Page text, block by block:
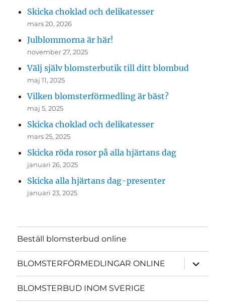
Skicka choklad och delikatesser
mars 20, 2026
Julblommorna är här!
november 27, 2025
Välj själv blomsterbutik till ditt blombud
maj 11, 2025
Vilken blomsterförmedling är bäst?
maj 5, 2025
Skicka choklad och delikatesser
mars 25, 2025
Skicka röda rosor på alla hjärtans dag
januari 26, 2025
Skicka alla hjärtans dag-presenter
januari 23, 2025
Beställ blomsterbud online
BLOMSTERFÖRMEDLINGAR ONLINE
BLOMSTERBUD INOM SVERIGE